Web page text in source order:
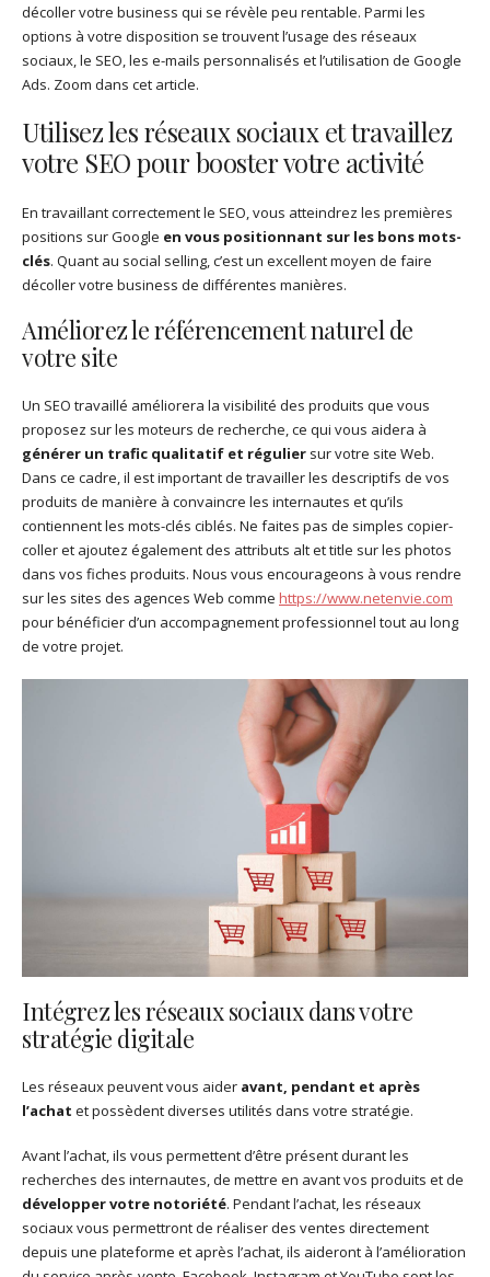
décoller votre business qui se révèle peu rentable. Parmi les
options à votre disposition se trouvent l’usage des réseaux
sociaux, le SEO, les e-mails personnalisés et l’utilisation de Google
Ads. Zoom dans cet article.
Utilisez les réseaux sociaux et travaillez
votre SEO pour booster votre activité
En travaillant correctement le SEO, vous atteindrez les premières
positions sur Google en vous positionnant sur les bons mots-
clés. Quant au social selling, c’est un excellent moyen de faire
décoller votre business de différentes manières.
Améliorez le référencement naturel de
votre site
Un SEO travaillé améliorera la visibilité des produits que vous
proposez sur les moteurs de recherche, ce qui vous aidera à
générer un trafic qualitatif et régulier sur votre site Web.
Dans ce cadre, il est important de travailler les descriptifs de vos
produits de manière à convaincre les internautes et qu’ils
contiennent les mots-clés ciblés. Ne faites pas de simples copier-
coller et ajoutez également des attributs alt et title sur les photos
dans vos fiches produits. Nous vous encourageons à vous rendre
sur les sites des agences Web comme https://www.netenvie.com
pour bénéficier d’un accompagnement professionnel tout au long
de votre projet.
Intégrez les réseaux sociaux dans votre
stratégie digitale
Les réseaux peuvent vous aider avant, pendant et après
l’achat et possèdent diverses utilités dans votre stratégie.
Avant l’achat, ils vous permettent d’être présent durant les
recherches des internautes, de mettre en avant vos produits et de
développer votre notoriété. Pendant l’achat, les réseaux
sociaux vous permettront de réaliser des ventes directement
depuis une plateforme et après l’achat, ils aideront à l’amélioration